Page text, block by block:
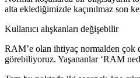
alta eklediğimizde kaçınılmaz son
Kullanıcı alışkanları değişebilir
RAM’e olan ihtiyaç normalden çok
görebiliyoruz. Yaşananlar ‘RAM